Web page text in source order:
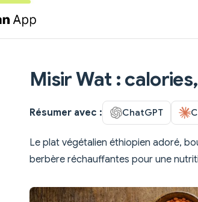
Misir Wat :
Résumer avec : ChatGPT
Le plat végétalien éthiopien adoré,
berbère réchauffantes pour une